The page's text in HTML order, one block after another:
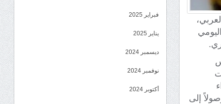
إلى
فبراير 2025
يناير 2025
ديسمبر 2024
نوفمبر 2024
أكتوبر 2024